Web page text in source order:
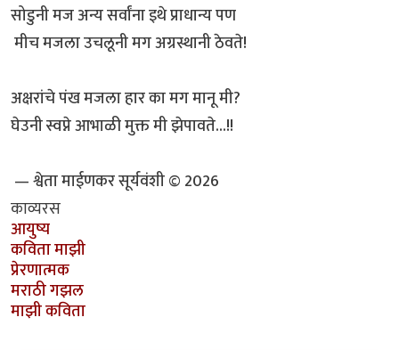
सोडुनी मज अन्य सर्वांना इथे प्राधान्य पण
मीच मजला उचलूनी मग अग्रस्थानी ठेवते!
अक्षरांचे पंख मजला हार का मग मानू मी?
घेउनी स्वप्ने आभाळी मुक्त मी झेपावते...!!
— श्वेता माईणकर सूर्यवंशी © 2026
काव्यरस
आयुष्य
कविता माझी
प्रेरणात्मक
मराठी गझल
माझी कविता